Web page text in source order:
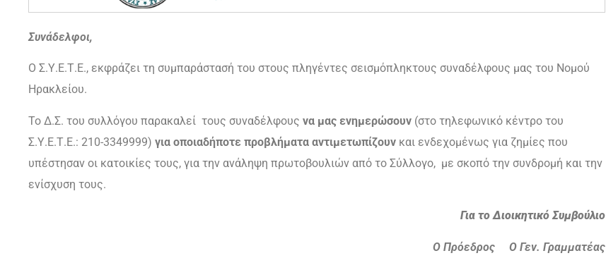
Συνάδελφοι,
Ο Σ.Υ.Ε.Τ.Ε., εκφράζει τη συμπαράστασή του στους πληγέντες σεισμόπληκτους συναδέλφους μας του Νομού
Ηρακλείου.
Το Δ.Σ. του συλλόγου παρακαλεί τους συναδέλφους να μας ενημερώσουν (στο τηλεφωνικό κέντρο του
Σ.Υ.Ε.Τ.Ε.: 210-3349999) για οποιαδήποτε προβλήματα αντιμετωπίζουν και ενδεχομένως για ζημίες που
υπέστησαν οι κατοικίες τους, για την ανάληψη πρωτοβουλιών από το Σύλλογο, με σκοπό την συνδρομή και την
ενίσχυση τους.
Για το Διοικητικό Συμβούλιο
Ο Πρόεδρος Ο Γεν. Γραμματέας